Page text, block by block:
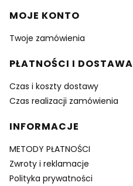
MOJE KONTO
Twoje zamówienia
PŁATNOŚCI I DOSTAWA
Czas i koszty dostawy
Czas realizacji zamówienia
INFORMACJE
METODY PŁATNOŚCI
Zwroty i reklamacje
Polityka prywatności